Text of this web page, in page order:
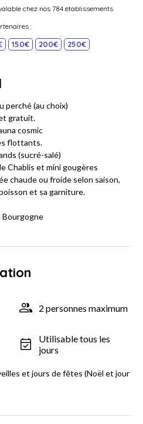
chez nos 784 établissements
:
150€ 200€ 250€
perché (au choix)
gratuit.
cosmic
flottants.
(sucré-salé)
Chablis et mini gougères
chaude ou froide selon saison,
et sa garniture.
Bourgogne
2 personnes maximum
Utilisable tous les
jours
et jours de fêtes (Noël et jour